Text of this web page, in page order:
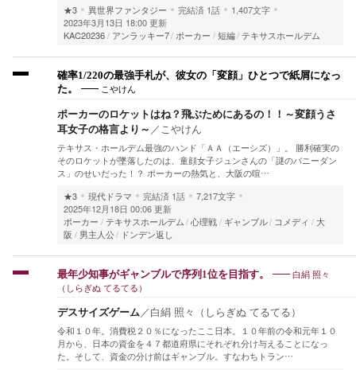
★3
異世界ファンタジー 完結済 1話
1,407文字
2023年3月13日 18:00 更新
KAC20236
アンラッキー7 ポーカー 短編 テキサスホールデム
確率1/220の最強手札が、彼女の「変顔」ひとつで紙屑になっ
た。
こやけん
ポーカーのロケットはね？飛ぶためにあるの！！～変顔うさ
耳女子の格言より～ ／こやけん
テキサス・ホールデム最強のハンド「ＡＡ（エーシズ）」。 勝利確実の
そのロケットが墜落したのは、童顔女子ジュンさんの「謎のバニーダン
ス」のせいだった！？ ポーカーの熱気と、大阪の喧…
★3
現代ドラマ 完結済 1話
7,217文字
2025年12月18日 00:06 更新
ポーカー
テキサスホールデム 心理戦 ギャンブル コメディ
大
阪
男主人公 ドンデン返し
最年少知事がギャンブルで序列1位を目指す。
白絹 照々
（しらぎぬ てるてる）
デスサイズゲーム／白絹 照々（しらぎぬ てるてる）
令和１０年。消費税２０％になったここ日本。１０年前の令和元年１０
月から、日本の資金を４７都道府県にそれぞれ分け与えることになっ
た。そして、資金の分け前はギャンブル。すなわちトラン…